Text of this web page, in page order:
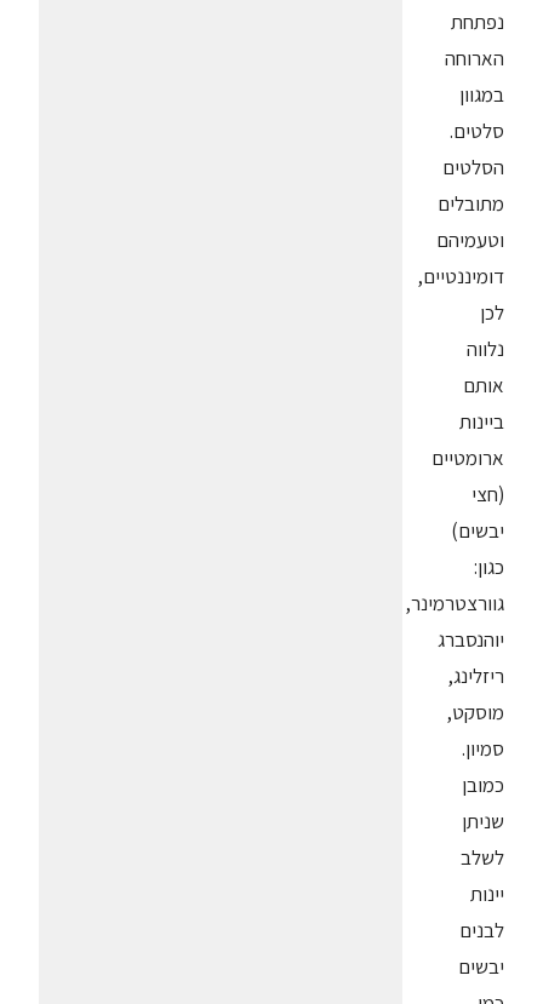
נפתחת
הארוחה
במגוון
סלטים.
הסלטים
מתובלים
וטעמיהם
דומיננטיים,
לכן
נלווה
אותם
ביינות
ארומטיים
(חצי
יבשים)
כגון:
גוורצטרמינר,
יוהנסברג
ריזלינג,
מוסקט,
סמיון.
כמובן
שניתן
לשלב
יינות
לבנים
יבשים